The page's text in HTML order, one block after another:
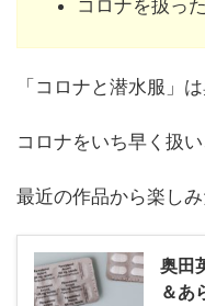
コロナを扱っ
「コロナと潜水服」
コロナをいち早く扱
最近の作品から楽し
奥田
＆あ